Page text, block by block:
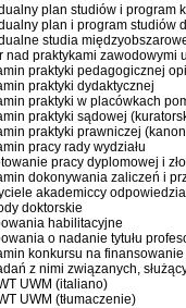
plan studiów i program
plan i program studiów
studia
nad praktykami zawodowymi
praktyki pedagogicznej
praktyki dydaktycznej
praktyki w placówkach
praktyki sądowej
praktyki prawniczej
pracy rady wydziału
pracy dyplomowej i
dokonywania zaliczeń i
akademiccy
doktorskie
habilitacyjne
o nadanie tytułu
konkursu na
z nimi związanych,
UWM (italiano)
UWM (tłumaczenie)